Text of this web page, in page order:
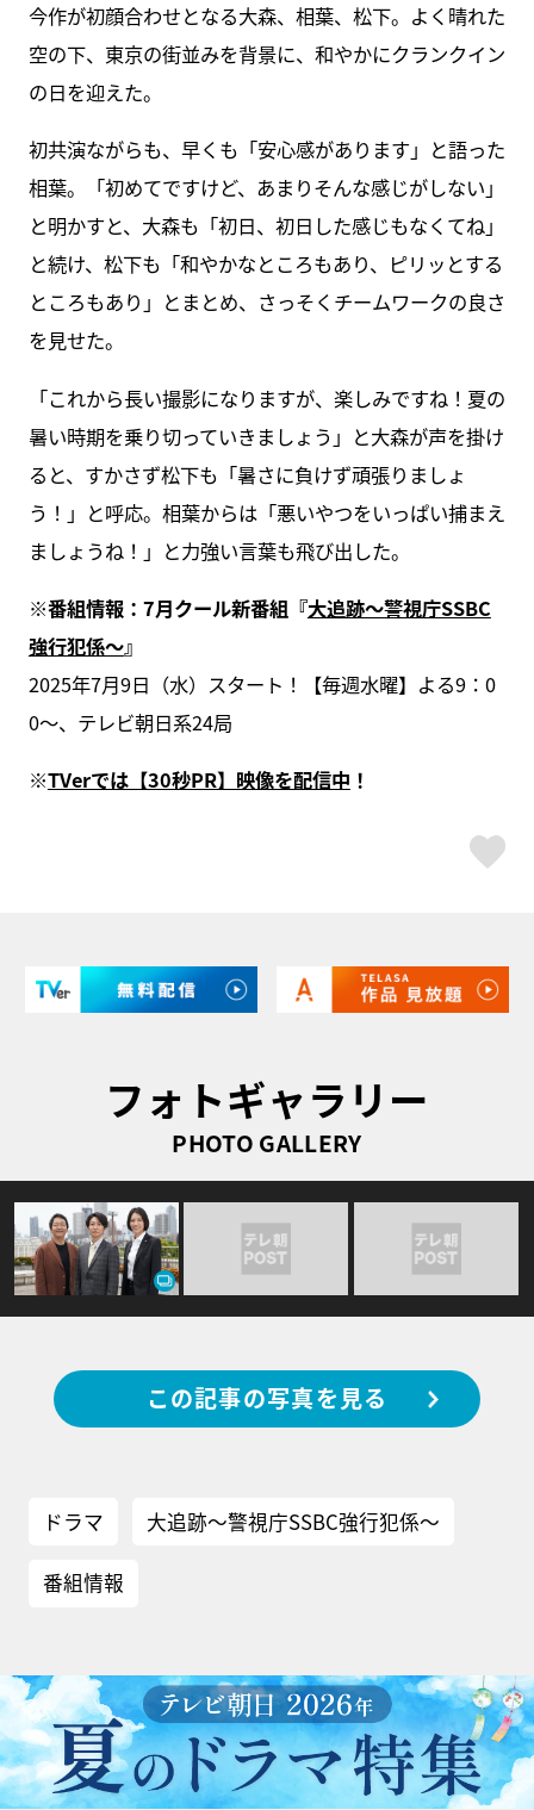
今作が初顔合わせとなる大森、相葉、松下。よく晴れた
空の下、東京の街並みを背景に、和やかにクランクイン
の日を迎えた。
初共演ながらも、早くも「安心感があります」と語った
相葉。「初めてですけど、あまりそんな感じがしない」
と明かすと、大森も「初日、初日した感じもなくてね」
と続け、松下も「和やかなところもあり、ピリッとする
ところもあり」とまとめ、さっそくチームワークの良さ
を見せた。
「これから長い撮影になりますが、楽しみですね！夏の
暑い時期を乗り切っていきましょう」と大森が声を掛け
ると、すかさず松下も「暑さに負けず頑張りましょ
う！」と呼応。相葉からは「悪いやつをいっぱい捕まえ
ましょうね！」と力強い言葉も飛び出した。
※番組情報：7月クール新番組『大追跡～警視庁SSBC
強行犯係～』
2025年7月9日（水）スタート！【毎週水曜】よる9：0
0～、テレビ朝日系24局
※TVerでは【30秒PR】映像を配信中 ！
フォトギャラリー
PHOTO GALLERY
この記事の写真を見る
ドラマ 大追跡～警視庁SSBC強行犯係～
番組情報